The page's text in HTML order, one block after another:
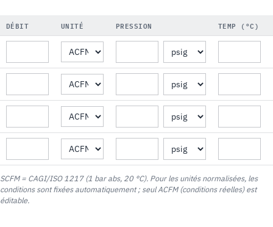
DÉBIT UNITÉ PRESSION TEMP (°C)
SCFM = CAGI/ISO 1217 (1 bar abs, 20 °C). Pour les unités normalisées, les
conditions sont fixées automatiquement ; seul ACFM (conditions réelles) est
éditable.